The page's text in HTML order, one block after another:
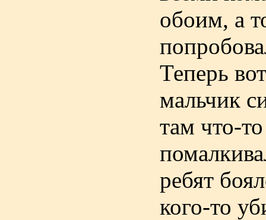
обоим, а
Теперь
мальчик
там что-
ребят
кого-то